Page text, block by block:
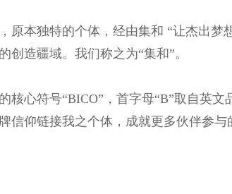
原本独特的个体，经由集和 “让杰出
创造疆域。我们称之为“集和”。
核心符号“BICO”，首字母“B”取自英文
信仰链接我之个体，成就更多伙伴参与